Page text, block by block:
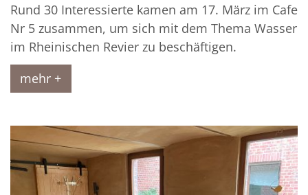
Rund 30 Interessierte kamen am 17. März im Cafe
Nr 5 zusammen, um sich mit dem Thema Wasser
im Rheinischen Revier zu beschäftigen.
mehr +